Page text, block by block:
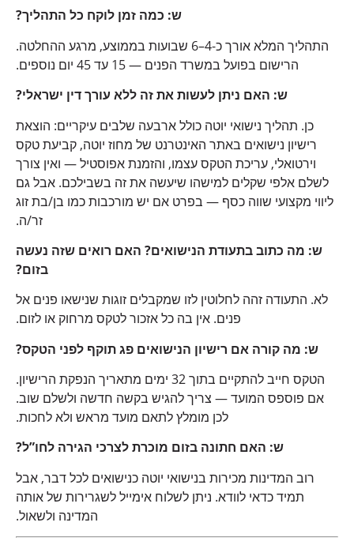
ש: כמה זמן לוקח כל התהליך?
התהליך המלא אורך כ-4–6 שבועות בממוצע, מרגע ההחלטה.
הרישום בפועל במשרד הפנים — 15 עד 45 יום נוספים.
ש: האם ניתן לעשות את זה ללא עורך דין ישראלי?
כן. תהליך נישואי יוטה כולל ארבעה שלבים עיקריים: הוצאת
רישיון נישואים באתר האינטרנט של מחוז יוטה, קביעת טקס
וירטואלי, עריכת הטקס עצמו, והזמנת אפוסטיל — ואין צורך
לשלם אלפי שקלים למישהו שיעשה את זה בשבילכם. אבל גם
ליווי מקצועי שווה כסף — בפרט אם יש מורכבות כמו בן/בת זוג
זר/ה.
ש: מה כתוב בתעודת הנישואים? האם רואים שזה נעשה
בזום?
לא. התעודה זהה לחלוטין לזו שמקבלים זוגות שנישאו פנים אל
פנים. אין בה כל אזכור לטקס מרחוק או לזום.
ש: מה קורה אם רישיון הנישואים פג תוקף לפני הטקס?
הטקס חייב להתקיים בתוך 32 ימים מתאריך הנפקת הרישיון.
אם פוספס המועד — צריך להגיש בקשה חדשה ולשלם שוב.
לכן מומלץ לתאם מועד מראש ולא לחכות.
ש: האם חתונה בזום מוכרת לצרכי הגירה לחו”ל?
רוב המדינות מכירות בנישואי יוטה כנישואים לכל דבר, אבל
תמיד כדאי לוודא. ניתן לשלוח אימייל לשגרירות של אותה
המדינה ולשאול.